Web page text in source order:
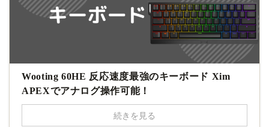
Wooting 60HE 反応速度最強のキーボード Xim
APEXでアナログ操作可能！
続きを見る